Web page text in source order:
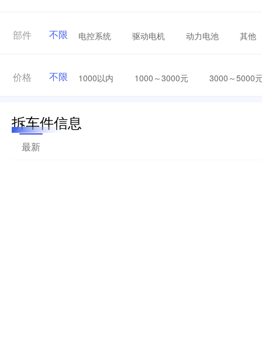
部件 不限 电控系统 驱动电机 动力电池 其他
价格 不限 1000以内 1000～3000元 3000～5000
拆车件信息
最新